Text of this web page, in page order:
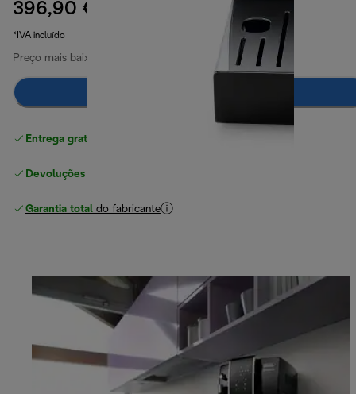
396,90 € preço original 549,90 €
*IVA incluído
Preço mais baixo nos últimos 30 dias 499,90 € (-21%)
Entrega gratuita padrão
Devoluções gratuitas
Garantia total do fabricante